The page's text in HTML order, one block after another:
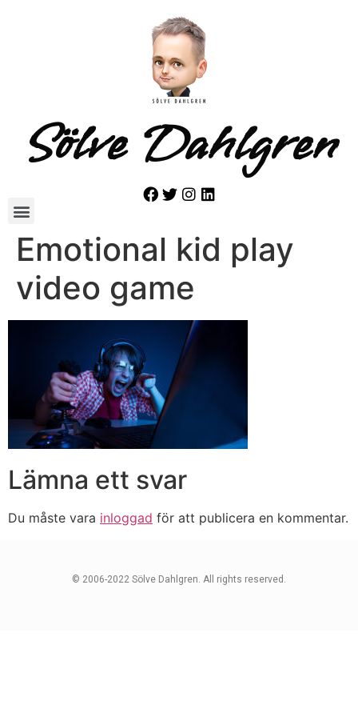
Sölve Dahlgren
Emotional kid play
video game
Lämna ett svar
Du måste vara inloggad för att publicera en kommentar.
© 2006-2022 Sölve Dahlgren. All rights reserved.